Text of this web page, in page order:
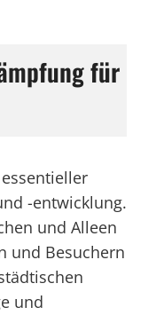
für
-entwicklung.
und Alleen
und Besuchern
und